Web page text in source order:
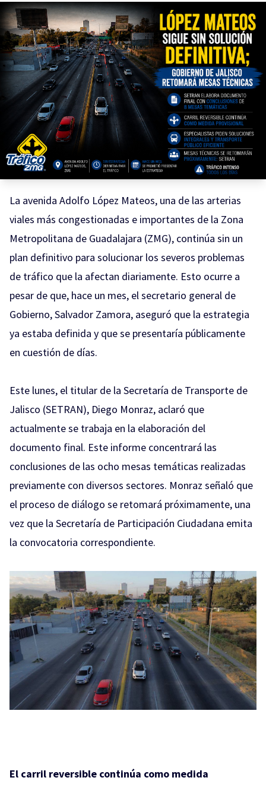
La avenida Adolfo López Mateos, una de las arterias
viales más congestionadas e importantes de la Zona
Metropolitana de Guadalajara (ZMG), continúa sin un
plan definitivo para solucionar los severos problemas
de tráfico que la afectan diariamente. Esto ocurre a
pesar de que, hace un mes, el secretario general de
Gobierno, Salvador Zamora, aseguró que la estrategia
ya estaba definida y que se presentaría públicamente
en cuestión de días.
Este lunes, el titular de la Secretaría de Transporte de
Jalisco (SETRAN), Diego Monraz, aclaró que
actualmente se trabaja en la elaboración del
documento final. Este informe concentrará las
conclusiones de las ocho mesas temáticas realizadas
previamente con diversos sectores. Monraz señaló que
el proceso de diálogo se retomará próximamente, una
vez que la Secretaría de Participación Ciudadana emita
la convocatoria correspondiente.
El carril reversible continúa como medida